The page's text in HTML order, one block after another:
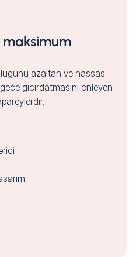
maksimum
azaltan ve hassas
gıcırdatmasını önleyen